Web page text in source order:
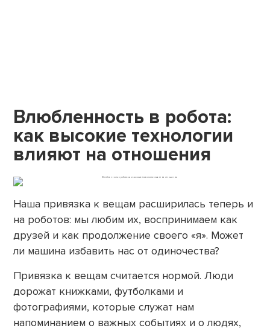
Влюбленность в робота:
как высокие технологии
влияют на отношения
Наша привязка к вещам расширилась теперь и
на роботов: мы любим их, воспринимаем как
друзей и как продолжение своего «я». Может
ли машина избавить нас от одиночества?
Привязка к вещам считается нормой. Люди
дорожат книжками, футболками и
фотографиями, которые служат нам
напоминанием о важных событиях и о людях,